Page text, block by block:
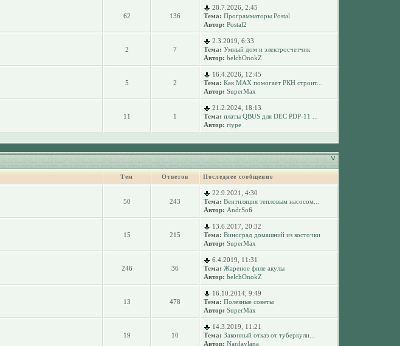
62 136
28.7.2026, 2:45
Тема: Программаторы Postal
Автор: Postal2
2 7
2.3.2019, 6:33
Тема: Умный дом и электросчетчик
Автор: belchOnokZ
5 2
16.4.2026, 12:45
Тема: Как MAX помогает РКН строит...
Автор: SuperMax
11 1
21.2.2024, 18:13
Тема: платы QBUS для DEC PDP-11 ...
Автор: rtype
Тем Ответов Последнее сообщение
50 243
22.9.2021, 4:30
Тема: Вентиляция тепловым насосом...
Автор: AndrSo6
15 215
13.6.2017, 20:32
Тема: Виноград домашний из косточки
Автор: SuperMax
246 36
6.4.2019, 11:31
Тема: Жареное филе акулы
Автор: belchOnokZ
13 478
16.10.2014, 9:49
Тема: Полезные советы
Автор: SuperMax
19 10
14.3.2019, 11:21
Тема: Законный отказ от туберкули...
Автор: Nardaylana